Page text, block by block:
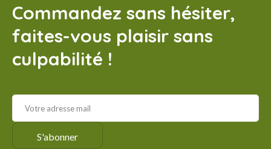
Commandez sans hésiter,
faites-vous plaisir sans
culpabilité !